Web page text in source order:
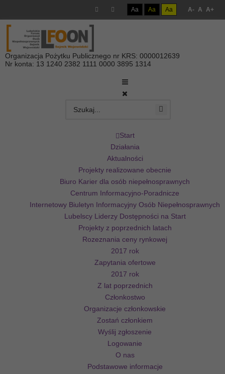
Aa Aa Aa A- A A+
Organizacja Pożytku Publicznego nr KRS: 0000012639
Nr konta: 13 1240 2382 1111 0000 3895 1314
Start
Działania
Aktualności
Projekty realizowane obecnie
Biuro Karier dla osób niepełnosprawnych
Centrum Informacyjno-Poradnicze
Internetowy Biuletyn Informacyjny Osób Niepełnosprawnych
Lubelscy Liderzy Dostępności na Start
Projekty z poprzednich latach
Rozeznania ceny rynkowej
2017 rok
Zapytania ofertowe
2017 rok
Z lat poprzednich
Członkostwo
Organizacje członkowskie
Zostań członkiem
Wyślij zgłoszenie
Logowanie
O nas
Podstawowe informacje